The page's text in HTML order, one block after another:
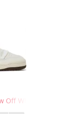
Off White Brown